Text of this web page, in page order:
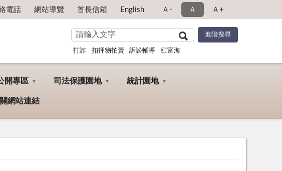
電話 網站導覽 首長信箱 English Ａ- Ａ Ａ+
打詐 扣押物拍賣 訴訟輔導 紅富海
開專區 司法保護園地 統計園地
網站連結